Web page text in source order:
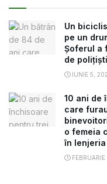
Un
pe un
Șoferul a
de
IUNIE 5,
10 ani de
care
o femeia
în lenjeria